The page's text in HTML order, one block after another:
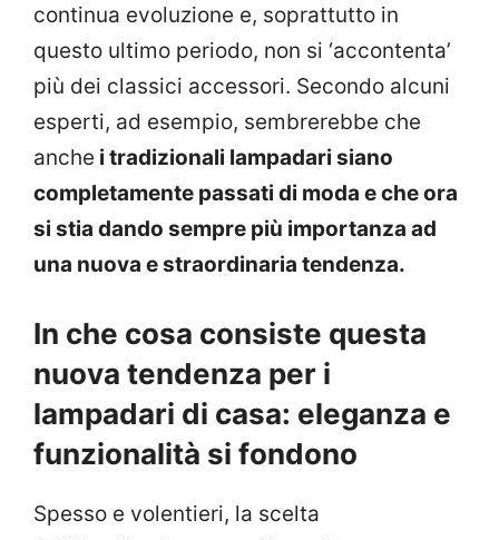
continua evoluzione e, soprattutto in
questo ultimo periodo, non si ‘accontenta’
più dei classici accessori. Secondo alcuni
esperti, ad esempio, sembrerebbe che
anche i tradizionali lampadari siano
completamente passati di moda e che ora
si stia dando sempre più importanza ad
una nuova e straordinaria tendenza.
In che cosa consiste questa
nuova tendenza per i
lampadari di casa: eleganza e
funzionalità si fondono
Spesso e volentieri, la scelta